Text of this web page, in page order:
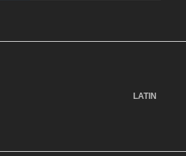
LATIN